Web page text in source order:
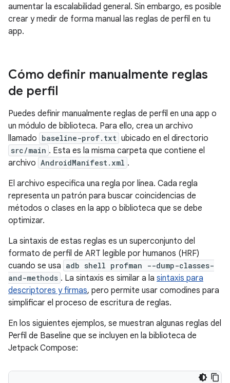
aumentar la escalabilidad general. Sin embargo, es posible
crear y medir de forma manual las reglas de perfil en tu
app.
Cómo definir manualmente reglas
de perfil
Puedes definir manualmente reglas de perfil en una app o
un módulo de biblioteca. Para ello, crea un archivo
llamado baseline-prof.txt ubicado en el directorio
src/main . Esta es la misma carpeta que contiene el
archivo AndroidManifest.xml .
El archivo especifica una regla por línea. Cada regla
representa un patrón para buscar coincidencias de
métodos o clases en la app o biblioteca que se debe
optimizar.
La sintaxis de estas reglas es un superconjunto del
formato de perfil de ART legible por humanos (HRF)
cuando se usa adb shell profman --dump-classes-
and-methods . La sintaxis es similar a la sintaxis para
descriptores y firmas, pero permite usar comodines para
simplificar el proceso de escritura de reglas.
En los siguientes ejemplos, se muestran algunas reglas del
Perfil de Baseline que se incluyen en la biblioteca de
Jetpack Compose: